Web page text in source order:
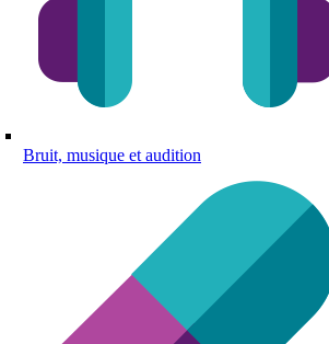
Bruit, musique et audition